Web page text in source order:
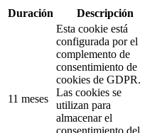
Duración Descripción
11 meses
Esta cookie está
configurada por el
complemento de
consentimiento de
cookies de GDPR.
Las cookies se
utilizan para
almacenar el
consentimiento del